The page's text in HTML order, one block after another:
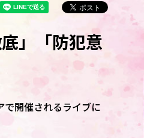
」「防犯意
で開催されるライブに